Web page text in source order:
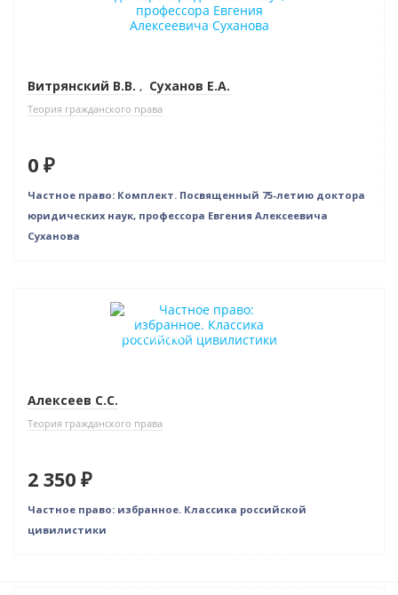
Витрянский В.В. , Суханов Е.А.
Теория гражданского права
0 ₽
Частное право: Комплект. Посвященный 75-летию доктора
юридических наук, профессора Евгения Алексеевича
Суханова
Индивидуальный подход
Алексеев С.С.
Теория гражданского права
2 350 ₽
Частное право: избранное. Классика российской
цивилистики